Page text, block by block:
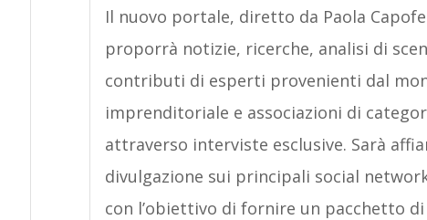
Il nuovo portale, diretto da Paola
proporrà notizie, ricerche, analisi di
contributi di esperti provenienti dal
imprenditoriale e associazioni di
attraverso interviste esclusive. Sarà
divulgazione sui principali social
con l’obiettivo di fornire un pacchetto